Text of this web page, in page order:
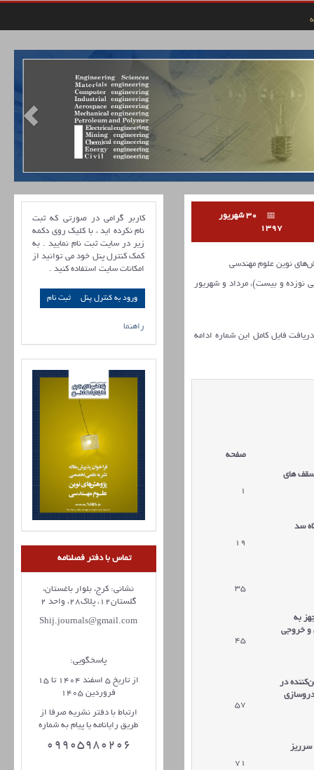
30 شهریور
1397
نوین علوم مهندسی
شماره 5 و 6 (پیاپی نوزده و بیست)، مرداد و شهریور
فایل کامل این شماره ادامه
صفحه
سقف های
1
سد
19
35
به
و خروجی
45
کننده در
57
سرریز
71
کاربر گرامی در صورتی که ثبت
نام نکرده اید ، با کلیک روی دکمه
زیر در سایت ثبت نام نمایید . به
کمک کنترل پنل خود می توانید از
امکانات سایت استفاده کنید .
ورود به کنترل پنل
راهنما
تماس با دفتر فصلنامه
نشانی: کرج، بلوار باغستان،
گلستان12، پلاک28، واحد 2
Shij.journals@gmail.com
پاسخگویی:
از تاریخ 5 اسفند 1404 تا 15
فروردین 1405
ارتباط با دفتر نشریه صرفا از
طریق رایانامه یا پیام به شماره
09905980206